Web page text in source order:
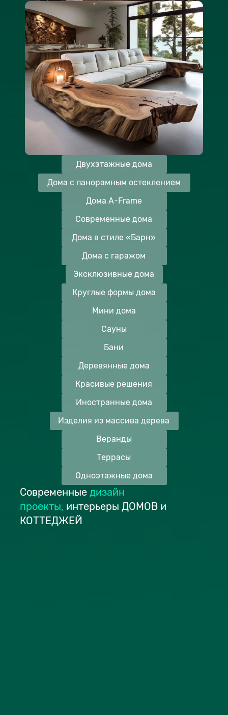
Двухэтажные дома
Дома с панорамным остеклением
Дома A-Frame
Современные дома
Дома в стиле «Барн»
Дома с гаражом
Эксклюзивные дома
Круглые формы дома
Мини дома
Сауны
Бани
Деревянные дома
Красивые решения
Иностранные дома
Изделия из массива дерева
Веранды
Террасы
Одноэтажные дома
Современные дизайн
проекты, интерьеры ДОМОВ и
КОТТЕДЖЕЙ